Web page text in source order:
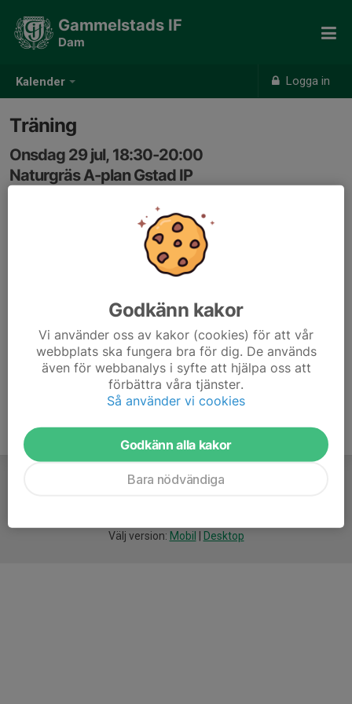
Kalender Logga in
Gammelstads IF
Dam
Träning
Onsdag 29 jul, 18:30-20:00
Naturgräs A-plan Gstad IP
Välj version: Mobil Desktop
Godkänn kakor
Vi använder oss av kakor (cookies) för att vår
webbplats ska fungera bra för dig. De används
även för webbanalys i syfte att hjälpa oss att
förbättra våra tjänster.
Så använder vi cookies
Godkänn alla kakor
Bara nödvändiga